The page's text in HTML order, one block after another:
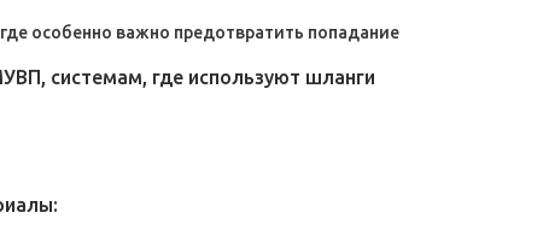
особенно важно предотвратить попадание
системам, где используют шланги